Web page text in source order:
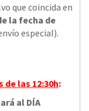
que coincida en
la fecha de
especial).
de las 12:30h:
al DÍA